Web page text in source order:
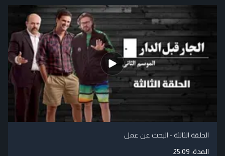
الحلقة الثالثة - البحث عن عمل
المدة: 25:09